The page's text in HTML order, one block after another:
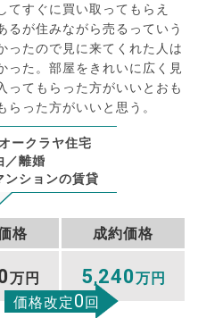
てすぐに買い取ってもらえ
るが住みながら売るっていう
ったので見に来てくれた人は
った。部屋をきれいに広く見
ってもらった方がいいとおも
らった方がいいと思う。
ークラヤ住宅
／離婚
ンションの賃貸
格 成約価格
万円 5,240万円
価格改定0回